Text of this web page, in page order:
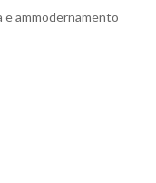
e ammodernamento